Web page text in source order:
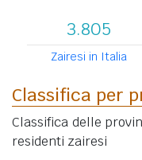
3.805
Zairesi in Italia
Classifica per
Classifica delle
residenti zairesi